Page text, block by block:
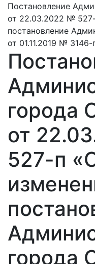
Постановление
от 22.03.2022 №
постановление
от 01.11.2019 № 3146-
города
от
527-п
города